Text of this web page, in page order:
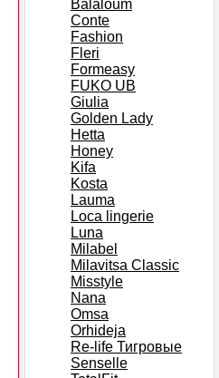
Balaloum
Conte
Fashion
Fleri
Formeasy
FUKO UB
Giulia
Golden Lady
Hetta
Honey
Kifa
Kosta
Lauma
Loca lingerie
Luna
Milabel
Milavitsa Classic
Misstyle
Nana
Omsa
Orhideja
Re-life Тигровые
Senselle